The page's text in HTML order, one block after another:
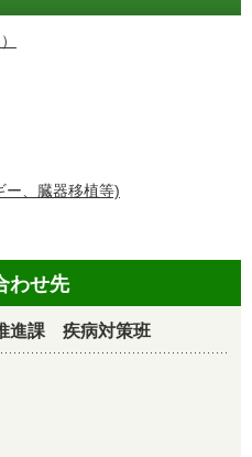
ー、臓器移植等)
わせ先
進課 疾病対策班